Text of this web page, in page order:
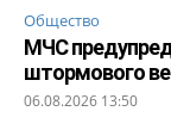
Общество
МЧС
штормового
06.08.2026 13:50